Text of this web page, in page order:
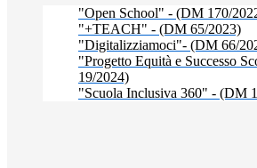
"Open School" - (DM 170/
"+TEACH" - (DM 65/2023)
"Digitalizziamoci"- (DM 66/
"Progetto Equità e Successo
19/2024)
"Scuola Inclusiva 360" - (DM